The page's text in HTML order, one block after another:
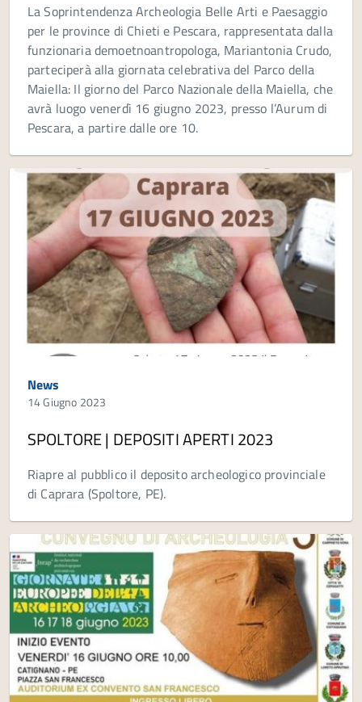
La Soprintendenza Archeologia Belle Arti e Paesaggio
per le province di Chieti e Pescara, rappresentata dalla
funzionaria demoetnoantropologa, Mariantonia Crudo,
parteciperà alla giornata celebrativa del Parco della
Maiella: Il giorno del Parco Nazionale della Maiella, che
avrà luogo venerdì 16 giugno 2023, presso l’Aurum di
Pescara, a partire dalle ore 10.
News
14 Giugno 2023
SPOLTORE | DEPOSITI APERTI 2023
Riapre al pubblico il deposito archeologico provinciale
di Caprara (Spoltore, PE).